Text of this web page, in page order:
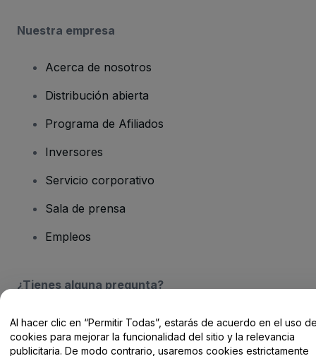
Nuestra empresa
Acerca de nosotros
Distribución abierta
Programa de Afiliados
Inversores
Servicio corporativo
Sala de prensa
Empleos
¿Tienes alguna pregunta?
Centro de Ayuda / Contacto
Al hacer clic en “Permitir Todas”, estarás de acuerdo en el uso
cookies para mejorar la funcionalidad del sitio y la relevancia
publicitaria. De modo contrario, usaremos cookies estrictamente